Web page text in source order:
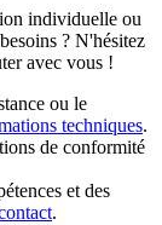
individuelle ou
? N'hésitez
avec vous !
ou le
techniques.
de conformité
et des
.